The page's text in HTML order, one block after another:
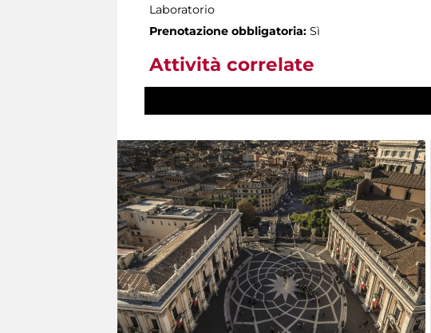
Laboratorio
Prenotazione obbligatoria: Sì
Attività correlate